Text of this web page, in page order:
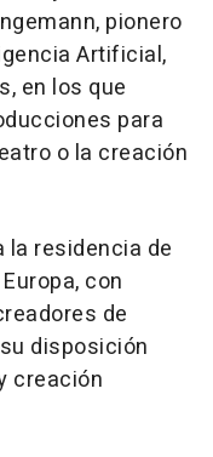
pionero
Artificial,
en los que
para
o la creación
la residencia de
con
de
disposición
creación